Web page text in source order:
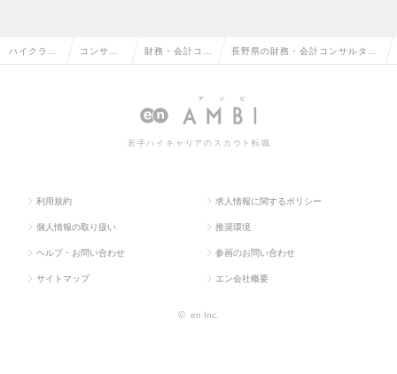
ハイクラス コンサル 財務・会計コン 長野県の財務・会計コンサルタン
若手ハイキャリアのスカウト転職
利用規約 求人情報に関するポリシー
個人情報の取り扱い 推奨環境
ヘルプ・お問い合わせ 参画のお問い合わせ
サイトマップ エン会社概要
© en Inc.